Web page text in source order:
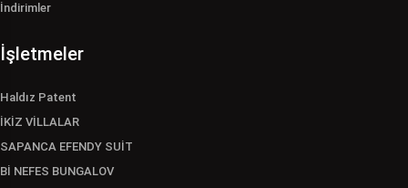
İndirimler
İşletmeler
Haldız Patent
İKİZ VİLLALAR
SAPANCA EFENDY SUİT
Bİ NEFES BUNGALOV